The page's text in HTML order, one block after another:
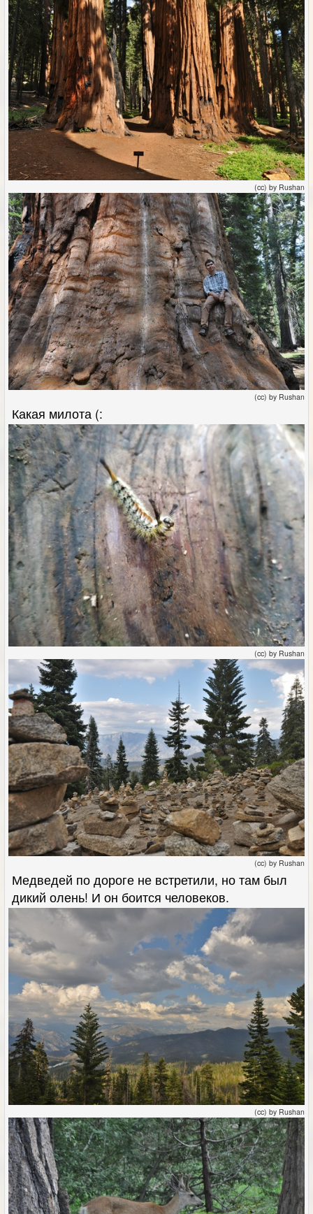
(cc) by Rushan
(cc) by Rushan
Какая милота (:
(cc) by Rushan
(cc) by Rushan
Медведей по дороге не встретили, но там был
дикий олень! И он боится человеков.
(cc) by Rushan